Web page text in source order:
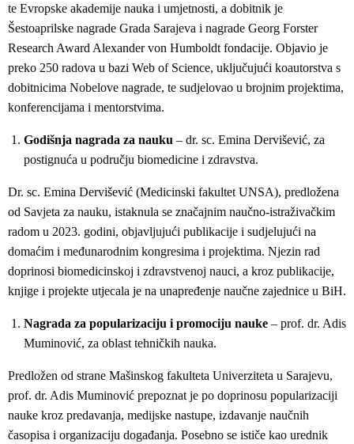
te Evropske akademije nauka i umjetnosti, a dobitnik je
Šestoaprilske nagrade Grada Sarajeva i nagrade Georg Forster
Research Award Alexander von Humboldt fondacije. Objavio je
preko 250 radova u bazi Web of Science, uključujući koautorstva s
dobitnicima Nobelove nagrade, te sudjelovao u brojnim projektima,
konferencijama i mentorstvima.
Godišnja nagrada za nauku – dr. sc. Emina Dervišević, za
postignuća u području biomedicine i zdravstva.
Dr. sc. Emina Dervišević (Medicinski fakultet UNSA), predložena
od Savjeta za nauku, istaknula se značajnim naučno-istraživačkim
radom u 2023. godini, objavljujući publikacije i sudjelujući na
domaćim i međunarodnim kongresima i projektima. Njezin rad
doprinosi biomedicinskoj i zdravstvenoj nauci, a kroz publikacije,
knjige i projekte utjecala je na unapređenje naučne zajednice u BiH.
Nagrada za popularizaciju i promociju nauke – prof. dr. Adis
Muminović, za oblast tehničkih nauka.
Predložen od strane Mašinskog fakulteta Univerziteta u Sarajevu,
prof. dr. Adis Muminović prepoznat je po doprinosu popularizaciji
nauke kroz predavanja, medijske nastupe, izdavanje naučnih
časopisa i organizaciju događanja. Posebno se ističe kao urednik